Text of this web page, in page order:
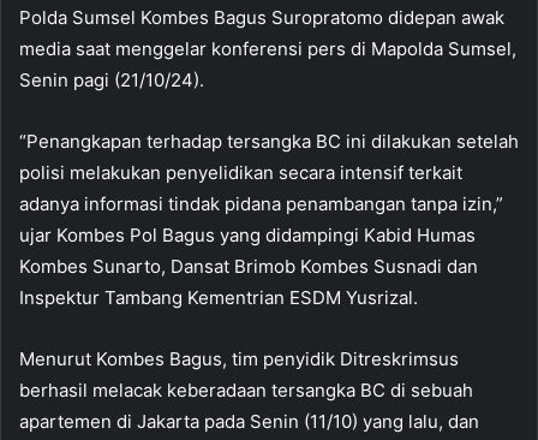
Polda Sumsel Kombes Bagus Suropratomo didepan awak
media saat menggelar konferensi pers di Mapolda Sumsel,
Senin pagi (21/10/24).
“Penangkapan terhadap tersangka BC ini dilakukan setelah
polisi melakukan penyelidikan secara intensif terkait
adanya informasi tindak pidana penambangan tanpa izin,”
ujar Kombes Pol Bagus yang didampingi Kabid Humas
Kombes Sunarto, Dansat Brimob Kombes Susnadi dan
Inspektur Tambang Kementrian ESDM Yusrizal.
Menurut Kombes Bagus, tim penyidik Ditreskrimsus
berhasil melacak keberadaan tersangka BC di sebuah
apartemen di Jakarta pada Senin (11/10) yang lalu, dan